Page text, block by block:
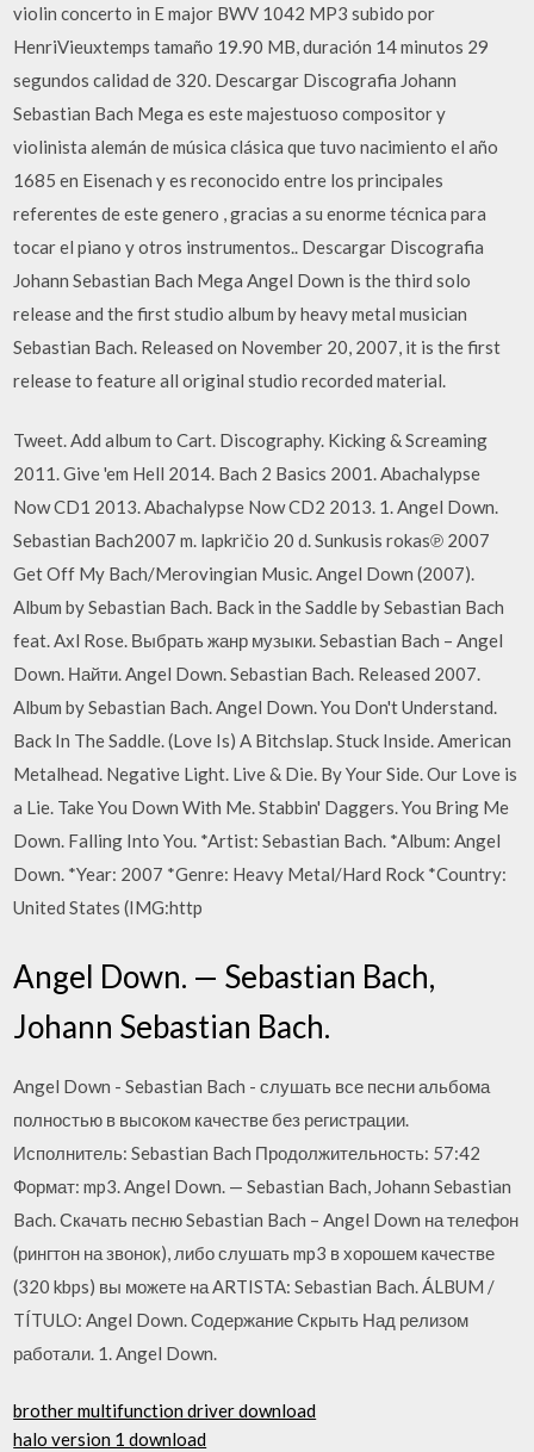
violin concerto in E major BWV 1042 MP3 subido por
HenriVieuxtemps tamaño 19.90 MB, duración 14 minutos 29
segundos calidad de 320. Descargar Discografia Johann
Sebastian Bach Mega es este majestuoso compositor y
violinista alemán de música clásica que tuvo nacimiento el año
1685 en Eisenach y es reconocido entre los principales
referentes de este genero , gracias a su enorme técnica para
tocar el piano y otros instrumentos.. Descargar Discografia
Johann Sebastian Bach Mega Angel Down is the third solo
release and the first studio album by heavy metal musician
Sebastian Bach. Released on November 20, 2007, it is the first
release to feature all original studio recorded material.
Tweet. Add album to Cart. Discography. Kicking & Screaming
2011. Give 'em Hell 2014. Bach 2 Basics 2001. Abachalypse
Now CD1 2013. Abachalypse Now CD2 2013. 1. Angel Down.
Sebastian Bach2007 m. lapkričio 20 d. Sunkusis rokas℗ 2007
Get Off My Bach/Merovingian Music. Angel Down (2007).
Album by Sebastian Bach. Back in the Saddle by Sebastian Bach
feat. Axl Rose. Выбрать жанр музыки. Sebastian Bach – Angel
Down. Найти. Angel Down. Sebastian Bach. Released 2007.
Album by Sebastian Bach. Angel Down. You Don't Understand.
Back In The Saddle. (Love Is) A Bitchslap. Stuck Inside. American
Metalhead. Negative Light. Live & Die. By Your Side. Our Love is
a Lie. Take You Down With Me. Stabbin' Daggers. You Bring Me
Down. Falling Into You. *Artist: Sebastian Bach. *Album: Angel
Down. *Year: 2007 *Genre: Heavy Metal/Hard Rock *Country:
United States (IMG:http
Angel Down. — Sebastian Bach,
Johann Sebastian Bach.
Angel Down - Sebastian Bach - слушать все песни альбома
полностью в высоком качестве без регистрации.
Исполнитель: Sebastian Bach Продолжительность: 57:42
Формат: mp3. Angel Down. — Sebastian Bach, Johann Sebastian
Bach. Скачать песню Sebastian Bach – Angel Down на телефон
(рингтон на звонок), либо слушать mp3 в хорошем качестве
(320 kbps) вы можете на ARTISTA: Sebastian Bach. ÁLBUM /
TÍTULO: Angel Down. Содержание Скрыть Над релизом
работали. 1. Angel Down.
brother multifunction driver download
halo version 1 download